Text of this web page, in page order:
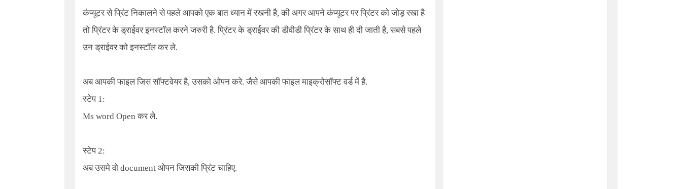
कंप्यूटर से प्रिंट निकालने से पहले आपको एक बात ध्यान में रखनी है, की अगर आपने कंप्यूटर पर प्रिंटर को जोड़ रखा है
तो प्रिंटर के ड्राईवर इनस्टॉल करने जरुरी है. प्रिंटर के ड्राईवर की डीवीडी प्रिंटर के साथ ही दी जाती है, सबसे पहले
उन ड्राईवर को इनस्टॉल कर ले.
अब आपकी फाइल जिस सॉफ्टवेयर है, उसको ओपन करे. जैसे आपकी फाइल माइक्रोसॉफ्ट वर्ड में है.
स्टेप 1:
Ms word Openकर ले.
स्टेप 2:
अब उसमे वो document ओपन जिसकी प्रिंट चाहिए.